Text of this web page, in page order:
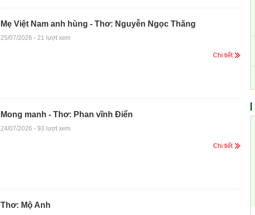
Mẹ Việt Nam anh hùng - Thơ: Nguyễn Ngọc Thăng
25/07/2026 - 21 lượt xem
Chi tiết
Mong manh - Thơ: Phan vĩnh Điển
24/07/2026 - 93 lượt xem
Chi tiết
Thơ: Mộ Anh